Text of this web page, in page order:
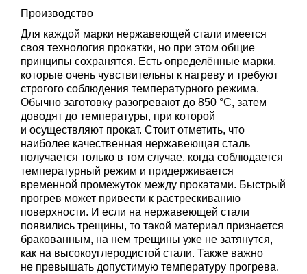
Производство
Для каждой марки нержавеющей стали имеется
своя технология прокатки, но при этом общие
принципы сохранятся. Есть определённые марки,
которые очень чувствительны к нагреву и требуют
строгого соблюдения температурного режима.
Обычно заготовку разогревают до 850 °C, затем
доводят до температуры, при которой
и осуществляют прокат. Стоит отметить, что
наиболее качественная нержавеющая сталь
получается только в том случае, когда соблюдается
температурный режим и придерживается
временной промежуток между прокатами. Быстрый
прогрев может привести к растрескиванию
поверхности. И если на нержавеющей стали
появились трещины, то такой материал признается
бракованным, на нем трещины уже не затянутся,
как на высокоуглеродистой стали. Также важно
не превышать допустимую температуру прогрева.